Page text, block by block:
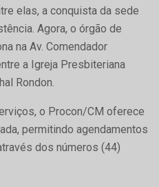
elas, a conquista da sede
Agora, o órgão de
na Av. Comendador
a Igreja Presbiteriana
Rondon.
o Procon/CM oferece
permitindo agendamentos
dos números (44)